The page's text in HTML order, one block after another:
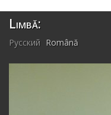
Limbă:
Русский Română